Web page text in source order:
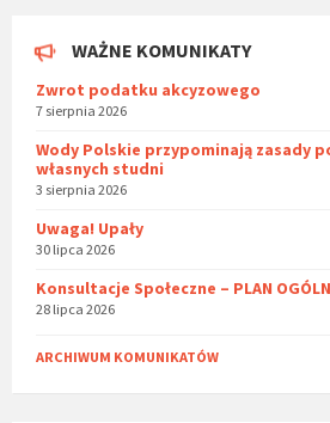
WAŻNE KOMUNIKATY
Zwrot podatku akcyzowego
7 sierpnia 2026
Wody Polskie przypominają zasady
własnych studni
3 sierpnia 2026
Uwaga! Upały
30 lipca 2026
Konsultacje Społeczne – PLAN
28 lipca 2026
ARCHIWUM KOMUNIKATÓW